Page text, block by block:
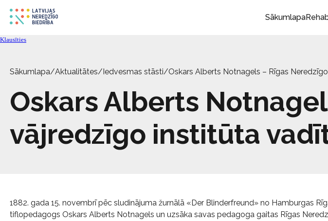
Sākumlapa
Klausīties
Sākumlapa/Aktualitātes/Iedvesmas stāsti/Oskars Alberts Notnagels – Rīgas
Oskars Alberts
vājredzīgo institūta
1882. gada 15. novembrī pēc sludinājuma žurnālā «Der Blinderfreund» no Hamburgas
tiflopedagogs Oskars Alberts Notnagels un uzsāka savas pedagoga gaitas Rīgas